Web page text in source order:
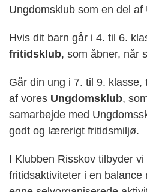
Ungdomsklub som en del af
Hvis dit barn går i 4. til 6.
fritidsklub, som åbner, når
Går din ung i 7. til 9.
af vores Ungdomsklub,
samarbejde med
godt og lærerigt fritidsmiljø.
I Klubben Risskov tilbyder
fritidsaktiviteter i en